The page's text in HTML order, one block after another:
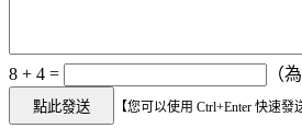
8 + 4 = （
【您可以使用 Ctrl+Enter 快速發